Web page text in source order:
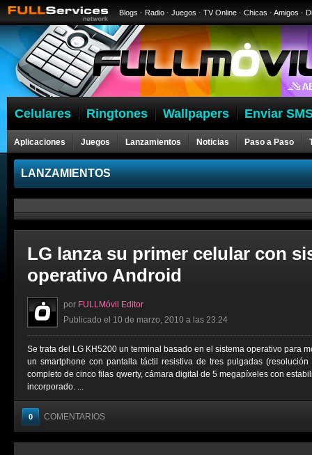
Blogs · Radio · Juegos · TV Online · Chicas · Amigos ·
Celulares Ringtones Wallpapers Enviar
Aplicaciones Juegos Lanzamientos Noticias Paso a Paso
LANZAMIENTOS
LG lanza su primer celular con
operativo Android
por FULLMóvil Editor
Publicado el 10 de marzo, 2010 a las 23:24
Se trata del LG KH5200 un terminal basado en el sistema operativo para
un smartphone con pantalla táctil resistiva de tres pulgadas
completo de cinco filas qwerty, cámara digital de 5 megapíxeles con
incorporado. ...
0 COMENTARIOS